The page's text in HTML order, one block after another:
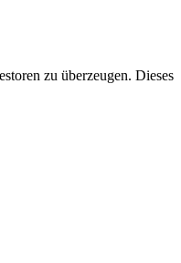
zu überzeugen. Dieses